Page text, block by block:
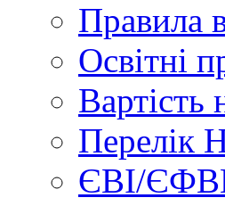
Правила
Освітні
Вартість
Перелік
ЄВІ/ЄФВВ